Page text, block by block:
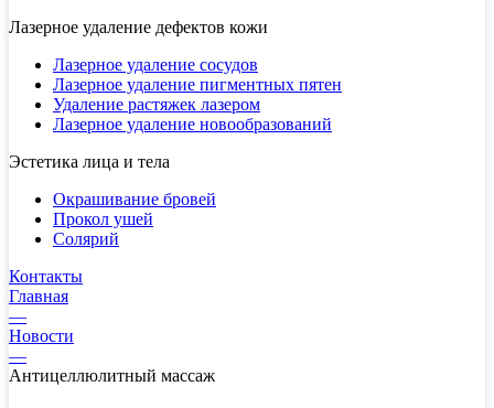
Лазерное удаление дефектов кожи
Лазерное удаление сосудов
Лазерное удаление пигментных пятен
Удаление растяжек лазером
Лазерное удаление новообразований
Эстетика лица и тела
Окрашивание бровей
Прокол ушей
Солярий
Контакты
Главная
—
Новости
—
Антицеллюлитный массаж